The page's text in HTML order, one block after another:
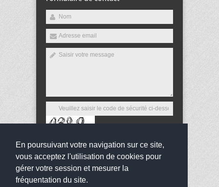
En poursuivant votre navigation sur ce site,
vous acceptez l'utilisation de cookies pour
gérer votre session et mesurer la
fréquentation du site.
Envoyer